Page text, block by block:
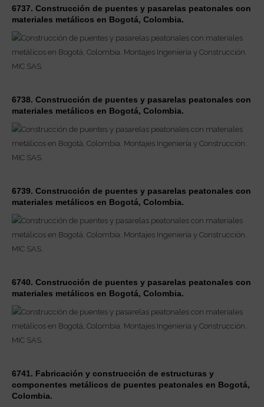
6737. Construcción de puentes y pasarelas peatonales con
materiales metálicos en Bogotá, Colombia.
6738. Construcción de puentes y pasarelas peatonales con
materiales metálicos en Bogotá, Colombia.
6739. Construcción de puentes y pasarelas peatonales con
materiales metálicos en Bogotá, Colombia.
6740. Construcción de puentes y pasarelas peatonales con
materiales metálicos en Bogotá, Colombia.
6741. Fabricación y construcción de estructuras y
componentes metálicos de puentes peatonales en Bogotá,
Colombia.